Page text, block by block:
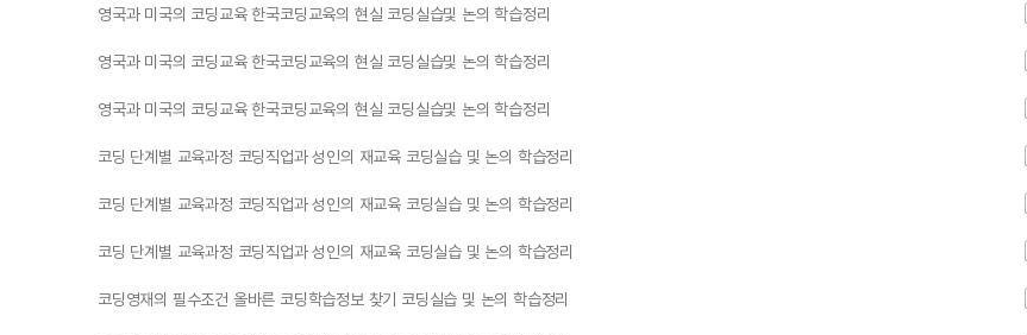
영국과 미국의 코딩교육 한국코딩교육의 현실 코딩실습및 논의 학습정리
영국과 미국의 코딩교육 한국코딩교육의 현실 코딩실습및 논의 학습정리
영국과 미국의 코딩교육 한국코딩교육의 현실 코딩실습및 논의 학습정리
코딩 단계별 교육과정 코딩직업과 성인의 재교육 코딩실습 및 논의 학습정리
코딩 단계별 교육과정 코딩직업과 성인의 재교육 코딩실습 및 논의 학습정리
코딩 단계별 교육과정 코딩직업과 성인의 재교육 코딩실습 및 논의 학습정리
코딩영재의 필수조건 올바른 코딩학습정보 찾기 코딩실습 및 논의 학습정리